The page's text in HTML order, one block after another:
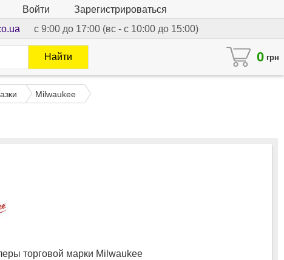
Войти
Зарегистрироваться
с 9:00 до 17:00 (вс - с 10:00 до 15:00)
0 грн
Найти
Milwaukee
торговой марки Milwaukee